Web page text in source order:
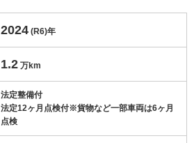
2024 (R6)年
1.2 万km
法定整備付
法定12ヶ月点検付※貨物など一部車両は6ヶ月
点検